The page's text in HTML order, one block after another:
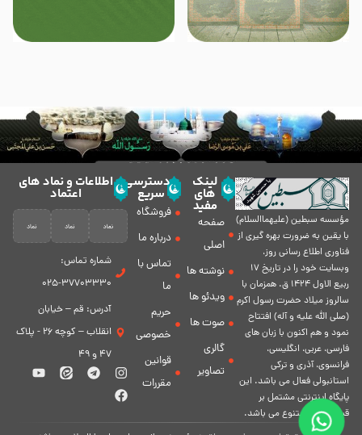
مؤسسه سبطين (عليهماالسلام)
با يقين به ضرورت بهره گیرى از
فناورى اطلاع رسانى روز،
وبسایت خود را در تاريخ 17
ربيع الاول 1424 ق. همزمان با
سالروز ميلاد حضرت رسول اكرم
(صلی الله علیه و آله) افتتاح
نمود و هم اكنون با زبان های
فارسی، عربى، انگلیسی،
فرانسوی، آذری و ترکی
استانبولی فعال مى باشد. اين
پايگاه اينترنتى مشتمل بر
قسمت هاى متنوع مى باشد.
لینک
های
مفید
صفحه
اصلی
نوشته ها
ویدئو ها
صوت ها
گالری
تصاویر
دسترسی
سریع
فروشگاه
درباره ما
تماس با
ما
حریم
خصوصی
قوانین
مقررات
اطلاعات و نماد های
اعتماد
شماره تماس:
37703330-025
آدرس: قم – خیابان
انقلاب – کوچه 26 - پلاک
47 و 49